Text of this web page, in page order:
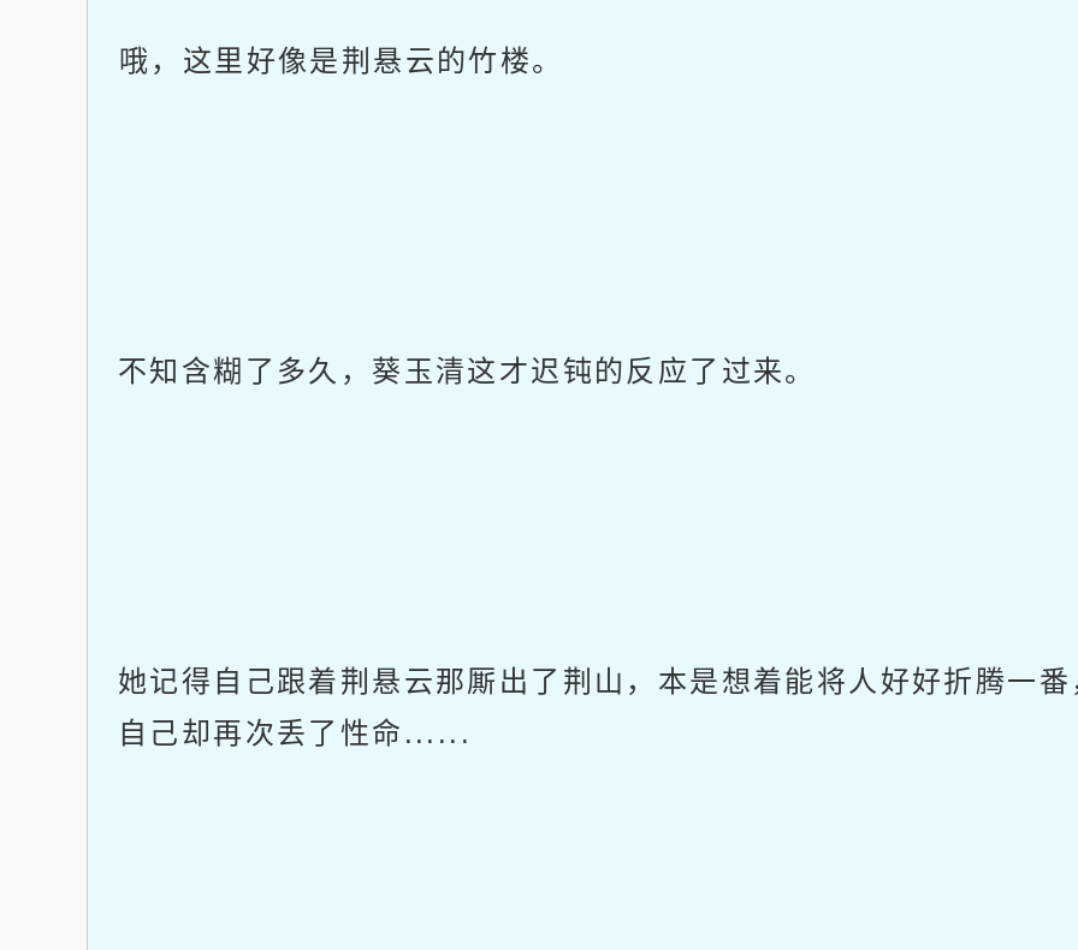
哦，这里好像是荆悬云的竹楼。
不知含糊了多久，葵玉清这才迟钝的反应了过来。
她记得自己跟着荆悬云那厮出了荆山，本是想着能将人好好折腾一
自己却再次丢了性命......